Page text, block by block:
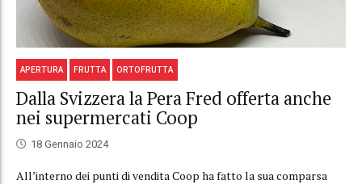
APERTURA FRUTTA ORTOFRUTTA
Dalla Svizzera la Pera Fred offerta anche
nei supermercati Coop
18 Gennaio 2024
All’interno dei punti di vendita Coop ha fatto la sua comparsa